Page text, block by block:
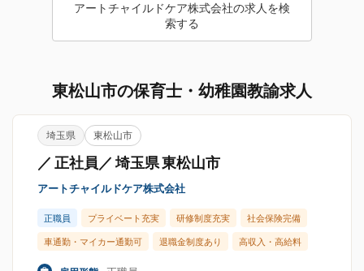
アートチャイルドケア株式会社の求人を検
索する
東松山市の保育士・幼稚園教諭求人
埼玉県 東松山市
／ 正社員／ 埼玉県 東松山市
アートチャイルドケア株式会社
正職員 プライベート充実 研修制度充実 社会保険完備
車通勤・マイカー通勤可 退職金制度あり 高収入・高給料